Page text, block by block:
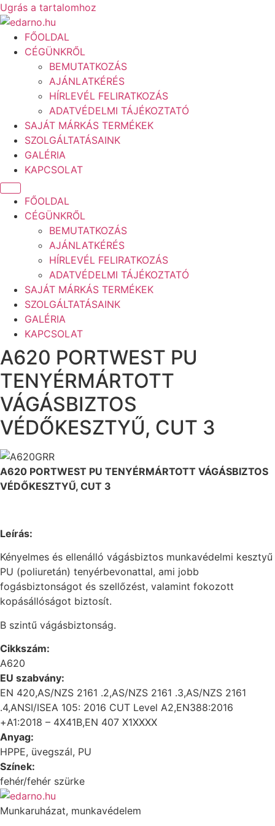
Ugrás a tartalomhoz
FŐOLDAL
CÉGÜNKRŐL
BEMUTATKOZÁS
AJÁNLATKÉRÉS
HÍRLEVÉL FELIRATKOZÁS
ADATVÉDELMI TÁJÉKOZTATÓ
SAJÁT MÁRKÁS TERMÉKEK
SZOLGÁLTATÁSAINK
GALÉRIA
KAPCSOLAT
FŐOLDAL
CÉGÜNKRŐL
BEMUTATKOZÁS
AJÁNLATKÉRÉS
HÍRLEVÉL FELIRATKOZÁS
ADATVÉDELMI TÁJÉKOZTATÓ
SAJÁT MÁRKÁS TERMÉKEK
SZOLGÁLTATÁSAINK
GALÉRIA
KAPCSOLAT
A620 PORTWEST PU
TENYÉRMÁRTOTT
VÁGÁSBIZTOS
VÉDŐKESZTYŰ, CUT 3
A620 PORTWEST PU TENYÉRMÁRTOTT VÁGÁSBIZTOS
VÉDŐKESZTYŰ, CUT 3
Leírás:
Kényelmes és ellenálló vágásbiztos munkavédelmi kesztyű
PU (poliuretán) tenyérbevonattal, ami jobb
fogásbiztonságot és szellőzést, valamint fokozott
kopásállóságot biztosít.
B szintű vágásbiztonság.
Cikkszám:
A620
EU szabvány:
EN 420,AS/NZS 2161 .2,AS/NZS 2161 .3,AS/NZS 2161
.4,ANSI/ISEA 105: 2016 CUT Level A2,EN388:2016
+A1:2018 – 4X41B,EN 407 X1XXXX
Anyag:
HPPE, üvegszál, PU
Színek:
fehér/fehér szürke
Munkaruházat, munkavédelem